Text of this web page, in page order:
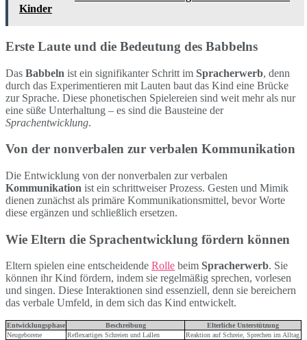
Kinder
Erste Laute und die Bedeutung des Babbelns
Das Babbeln ist ein signifikanter Schritt im Spracherwerb, denn
durch das Experimentieren mit Lauten baut das Kind eine Brücke
zur Sprache. Diese phonetischen Spielereien sind weit mehr als nur
eine süße Unterhaltung – es sind die Bausteine der
Sprachentwicklung.
Von der nonverbalen zur verbalen Kommunikation
Die Entwicklung von der nonverbalen zur verbalen
Kommunikation ist ein schrittweiser Prozess. Gesten und Mimik
dienen zunächst als primäre Kommunikationsmittel, bevor Worte
diese ergänzen und schließlich ersetzen.
Wie Eltern die Sprachentwicklung fördern können
Eltern spielen eine entscheidende Rolle beim Spracherwerb. Sie
können ihr Kind fördern, indem sie regelmäßig sprechen, vorlesen
und singen. Diese Interaktionen sind essenziell, denn sie bereichern
das verbale Umfeld, in dem sich das Kind entwickelt.
Entwicklungsphase Beschreibung
Elterliche Unterstützung
Neugeborene
Reflexartiges Schreien und Lallen
Reaktion auf Schreie, Sprechen im Alltag